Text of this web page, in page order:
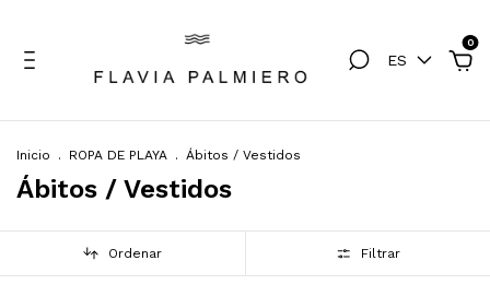
ES
0
Inicio . ROPA DE PLAYA . Ábitos / Vestidos
Ábitos / Vestidos
Ordenar Filtrar